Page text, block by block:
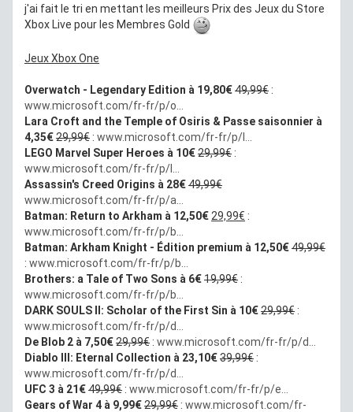
j'ai fait le tri en mettant les meilleurs Prix des Jeux du Store
Xbox Live pour les Membres Gold
Jeux Xbox One
Overwatch - Legendary Edition à 19,80€49,99€ :
www.microsoft.com/fr-fr/p/o...
Lara Croft and the Temple of Osiris & Passe saisonnier à
4,35€29,99€ : www.microsoft.com/fr-fr/p/l...
LEGO Marvel Super Heroes à 10€29,99€ :
www.microsoft.com/fr-fr/p/l...
Assassin's Creed Origins à 28€49,99€
www.microsoft.com/fr-fr/p/a...
Batman: Return to Arkham à 12,50€ 29,99€ :
www.microsoft.com/fr-fr/p/b...
Batman: Arkham Knight - Édition premium à 12,50€49,99€
: www.microsoft.com/fr-fr/p/b...
Brothers: a Tale of Two Sons à 6€19,99€ :
www.microsoft.com/fr-fr/p/b...
DARK SOULS II: Scholar of the First Sin à 10€29,99€ :
www.microsoft.com/fr-fr/p/d...
De Blob 2 à 7,50€29,99€ : www.microsoft.com/fr-fr/p/d...
Diablo III: Eternal Collection à 23,10€39,99€ :
www.microsoft.com/fr-fr/p/d...
UFC 3 à 21€49,99€ : www.microsoft.com/fr-fr/p/e...
Gears of War 4 à 9,99€29,99€ : www.microsoft.com/fr-